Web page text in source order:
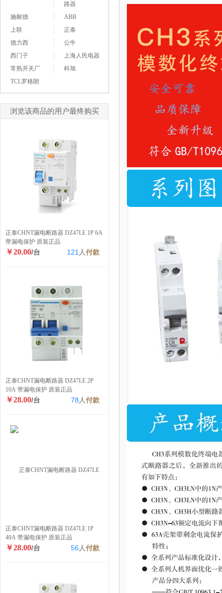
路器
施耐德
ABB
上联
正泰
德力西
公牛
西门子
上海人民电器
常熟开关厂
科旭
TCL罗格朗
浏览该商品的用户最终购买
正泰CHNT漏电断路器 DZ47LE 1P 6A
带漏电保护 原装正品
￥20.00/台 121 人付款
正泰CHNT漏电断路器 DZ47LE 2P
10A 带漏电保护 原装正品
￥28.00/台 78 人付款
正泰CHNT漏电断路器 DZ47LE 1P
40A 带漏电保护 原装正品
￥28.00/台 56人付款